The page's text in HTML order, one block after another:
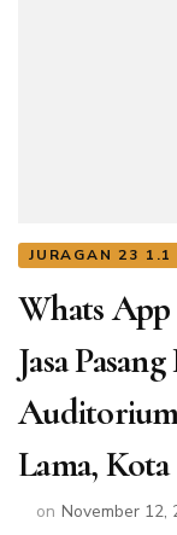
JURAGAN 23 1.1
Whats App
Jasa
Lama,
on November 12,